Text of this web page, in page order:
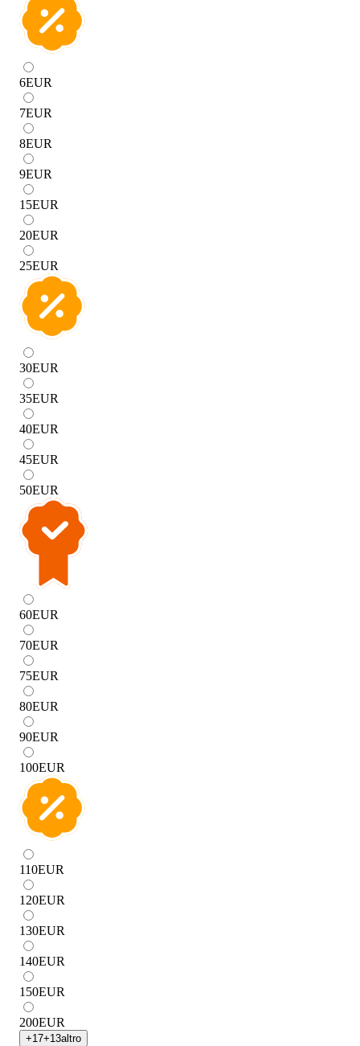
6EUR
7EUR
8EUR
9EUR
15EUR
20EUR
25EUR
30EUR
35EUR
40EUR
45EUR
50EUR
60EUR
70EUR
75EUR
80EUR
90EUR
100EUR
110EUR
120EUR
130EUR
140EUR
150EUR
200EUR
+17+13altro